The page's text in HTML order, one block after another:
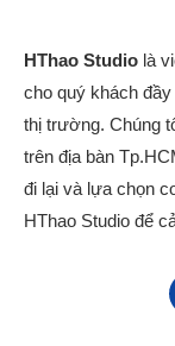
HThao Studio là
cho quý khách
thị trường. Chúng
trên địa bàn
đi lại và lựa chọn
HThao Studio để